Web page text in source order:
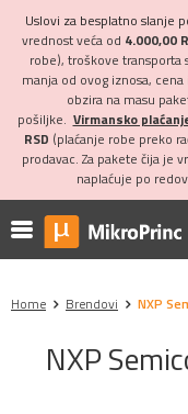
Uslovi za besplatno slanje
vrednost veća od 4.000,00
robe), troškove transporta
manja od ovog iznosa,
obzira na masu
pošiljke. Virmansko
RSD (plaćanje robe preko
prodavac. Za pakete čija je
naplaćuje po
Home Brendovi NXP
NXP